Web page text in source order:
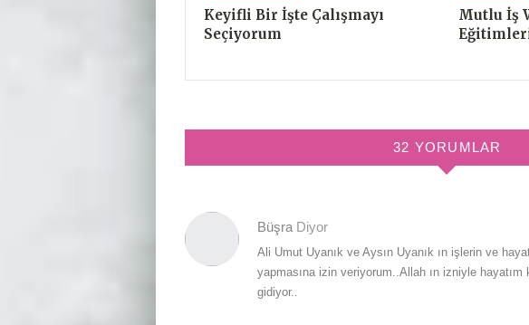
Keyifli Bir İşte Çalışmayı
Seçiyorum
Mutlu İş
32 YORUMLAR
Büşra Diyor
Ali Umut Uyanık ve Aysın Uyanık ın işlerin ve
yapmasına izin veriyorum..Allah ın izniyle hayatım
gidiyor..